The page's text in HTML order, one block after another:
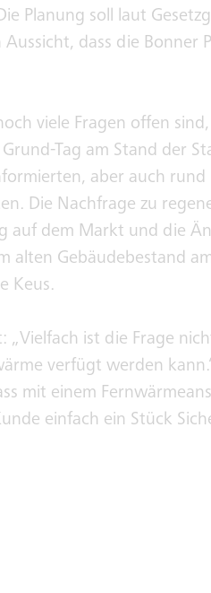
Planung soll laut
Aussicht, dass die Bonner
viele Fragen offen
Tag am Stand der
aber auch
Die Nachfrage zu
auf dem Markt und die
alten Gebäudebestand
Keus.
„Vielfach ist die Frage
verfügt werden
mit einem
einfach ein Stück